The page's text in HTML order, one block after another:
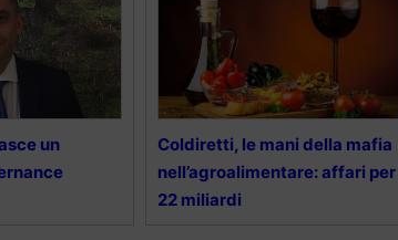
un
Coldiretti, le mani della mafia
nell’agroalimentare: affari per
22 miliardi